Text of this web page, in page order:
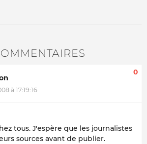
à 17:19:16
0
tous. J'espère que les journalistes
sources avant de publier.